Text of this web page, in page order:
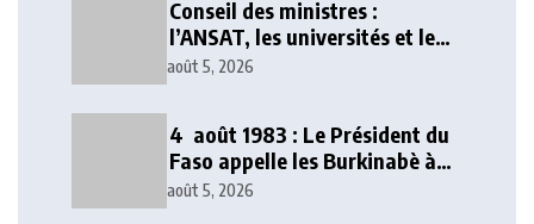
Conseil des ministres :
l’ANSAT, les universités et le
numérique au cœur des
août 5, 2026
4 août 1983 : Le Président du
Faso appelle les Burkinabè à
poursuivre l’idéal
août 5, 2026